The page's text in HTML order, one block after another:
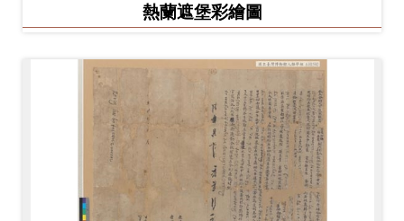
熱蘭遮堡彩繪圖